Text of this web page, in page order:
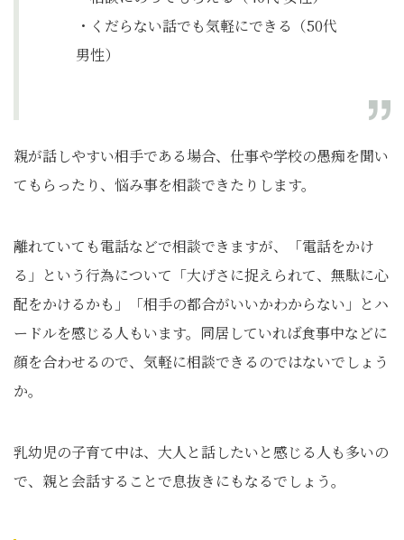
・くだらない話でも気軽にできる（50代
男性）
親が話しやすい相手である場合、仕事や学校の愚痴を聞い
てもらったり、悩み事を相談できたりします。
離れていても電話などで相談できますが、「電話をかけ
る」という行為について「大げさに捉えられて、無駄に心
配をかけるかも」「相手の都合がいいかわからない」とハ
ードルを感じる人もいます。同居していれば食事中などに
顔を合わせるので、気軽に相談できるのではないでしょう
か。
乳幼児の子育て中は、大人と話したいと感じる人も多いの
で、親と会話することで息抜きにもなるでしょう。